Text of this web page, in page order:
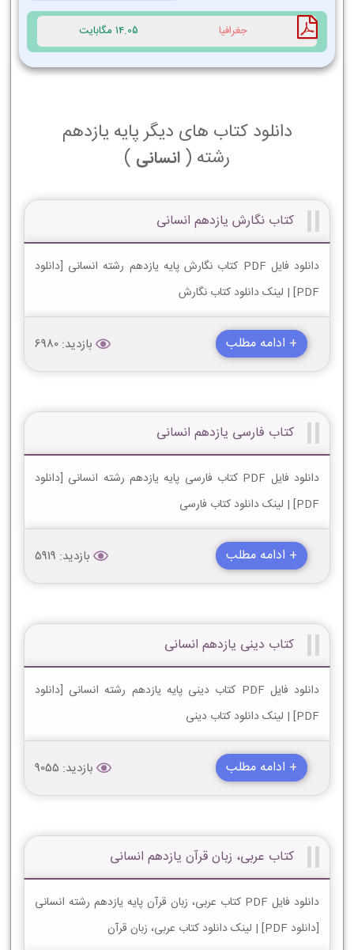
جغرافیا 14.05 مگابایت
دانلود کتاب های دیگر پایه یازدهم
رشته ( انسانی )
کتاب نگارش یازدهم انسانی
دانلود فایل PDF کتاب نگارش پایه یازدهم رشته انسانی [دانلود
PDF] | لینک دانلود کتاب نگارش
+ ادامه مطلب بازدید: 6980
کتاب فارسی یازدهم انسانی
دانلود فایل PDF کتاب فارسی پایه یازدهم رشته انسانی [دانلود
PDF] | لینک دانلود کتاب فارسی
+ ادامه مطلب بازدید: 5919
کتاب دینی یازدهم انسانی
دانلود فایل PDF کتاب دینی پایه یازدهم رشته انسانی [دانلود
PDF] | لینک دانلود کتاب دینی
+ ادامه مطلب بازدید: 9055
کتاب عربی، زبان قرآن یازدهم انسانی
دانلود فایل PDF کتاب عربی، زبان قرآن پایه یازدهم رشته انسانی
[دانلود PDF] | لینک دانلود کتاب عربی، زبان قرآن